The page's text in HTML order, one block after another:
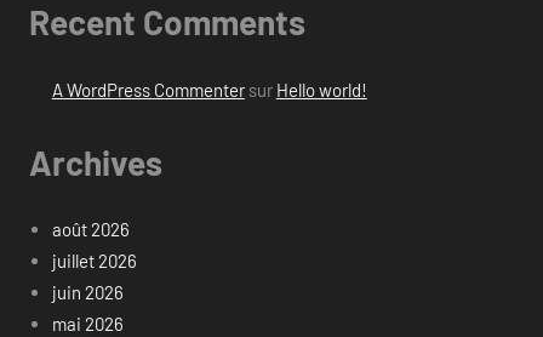
Recent Comments
A WordPress Commentersur Hello world!
Archives
août 2026
juillet 2026
juin 2026
mai 2026